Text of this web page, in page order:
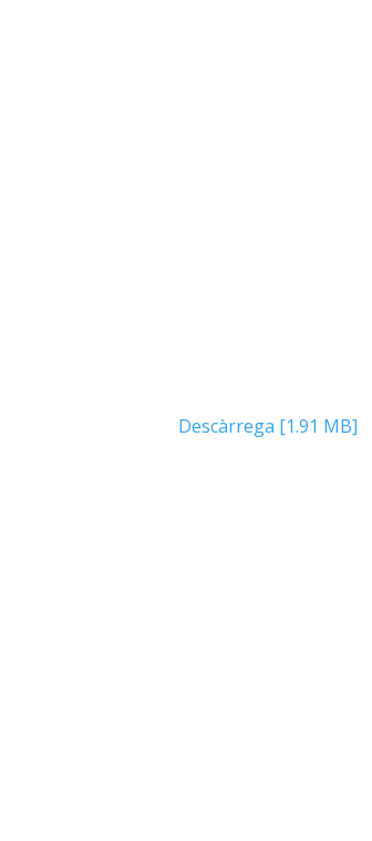
Descàrrega [1.91 MB]